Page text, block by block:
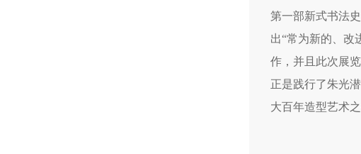
第一部新式书法
出“常为新的、改
作，并且此次展
正是践行了朱光
大百年造型艺术之